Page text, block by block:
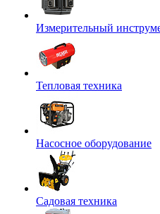
Измерительный
Тепловая техника
Насосное оборудование
Садовая техника